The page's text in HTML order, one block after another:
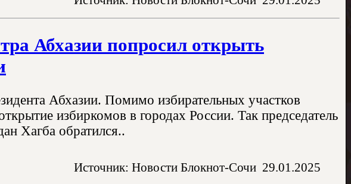
Абхазии попросил открыть
Абхазии. Помимо избирательных участков
избиркомов в городах России. Так председатель
Хагба обратился..
Источник: Новости Блокнот-Сочи 29.01.2025